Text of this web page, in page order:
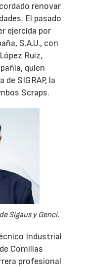
renovar
El pasado
ejercida por
S.A.U., con
Ruiz,
quien
SIGRAP, la
Scraps.
Sigaus y Genci.
Industrial
Comillas
profesional